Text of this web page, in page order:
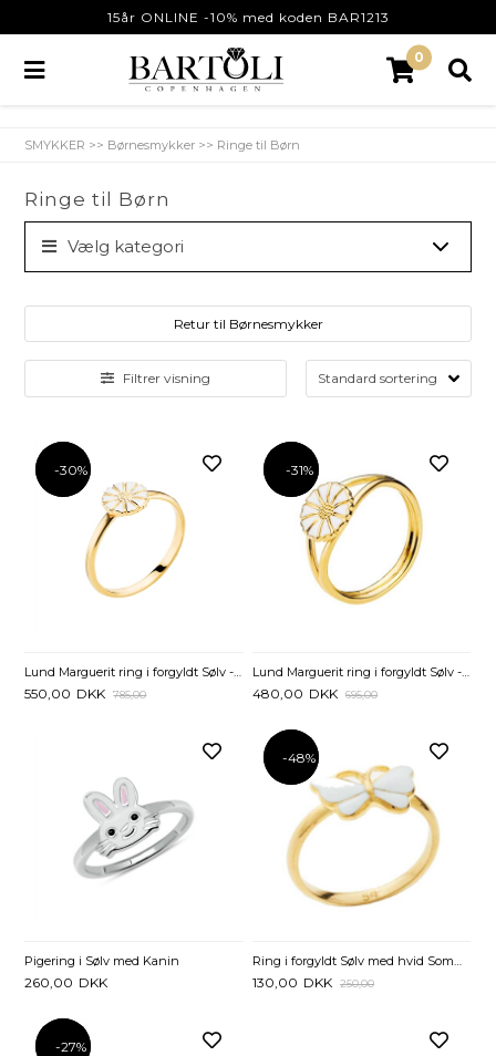
15år ONLINE -10% med koden BAR1213
0
SMYKKER >> Børnesmykker >> Ringe til Børn
Ringe til Børn
Vælg kategori
Filtrer visning
Retur til Børnesmykker
-30%
-30%
Lund Marguerit ring i forgyldt Sølv - 7,5 mm
550,00 DKK 785,00
-31%
-31%
Lund Marguerit ring i forgyldt Sølv - 9 mm
480,00 DKK 695,00
Pigering i Sølv med Kanin
260,00 DKK
-48%
-48%
130,00 DKK 250,00
-27%
-27%